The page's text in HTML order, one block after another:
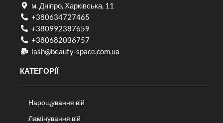
м. Дніпро, Харківська, 11
+380634727465
+380992387659
+380682036757​
lash@beauty-space.com.ua
КАТЕГОРІЇ
Нарощування вій
Ламінування вій